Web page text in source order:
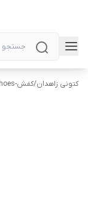
کتونی زاهدان/کفش-shoes